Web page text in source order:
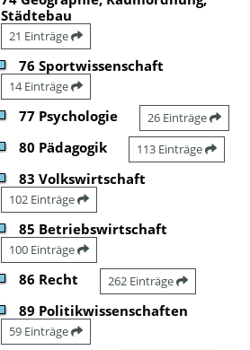
Städtebau
21 Einträge
76 Sportwissenschaft
14 Einträge
77 Psychologie 26 Einträge
80 Pädagogik 113 Einträge
83 Volkswirtschaft
102 Einträge
85 Betriebswirtschaft
100 Einträge
86 Recht 262 Einträge
89 Politikwissenschaften
59 Einträge